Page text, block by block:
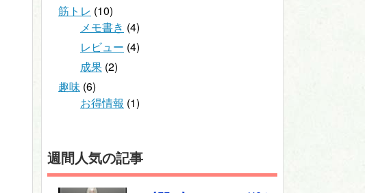
筋トレ (10)
メモ書き (4)
レビュー (4)
成果 (2)
趣味 (6)
お得情報 (1)
週間人気の記事